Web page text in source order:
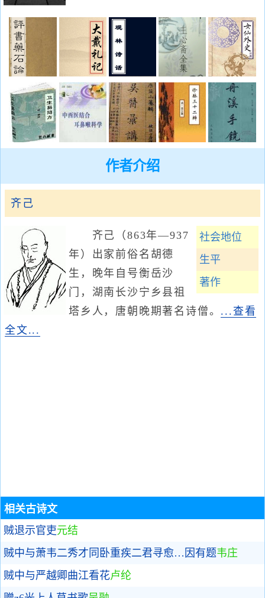
作者介绍
齐己
社会地位
生平
著作
齐己（863年—937
年）出家前俗名胡德
生，晚年自号衡岳沙
门，湖南长沙宁乡县祖
塔乡人，唐朝晚期著名诗僧。 ...查看
全文...
相关古诗文
贼退示官吏元结
贼中与萧韦二秀才同卧重疾二君寻愈…因有题韦庄
贼中与严越卿曲江看花卢纶